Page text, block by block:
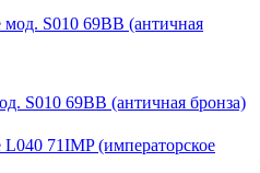
S010 69BB (античная бронза)